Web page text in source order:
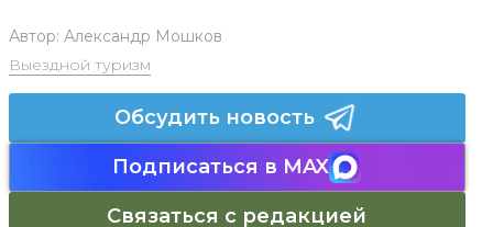
Автор: Александр Мошков
Выездной туризм
Обсудить новость
Подписаться в MAX
Связаться с редакцией